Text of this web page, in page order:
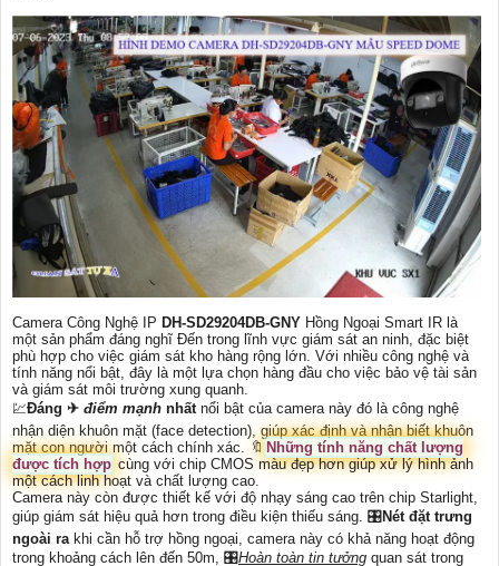
Camera Công Nghệ IP DH-SD29204DB-GNY Hồng Ngoại Smart IR là
một sản phẩm đáng nghĩ Đến trong lĩnh vực giám sát an ninh, đặc biệt
phù hợp cho việc giám sát kho hàng rộng lớn. Với nhiều công nghệ và
tính năng nổi bật, đây là một lựa chọn hàng đầu cho việc bảo vệ tài sản
và giám sát môi trường xung quanh.
💹Đáng ✈ điểm mạnh nhất nổi bật của camera này đó là công nghệ
nhận diện khuôn mặt (face detection), giúp xác định và nhận biết khuôn
mặt con người một cách chính xác. 🔖 Những tính năng chất lượng
được tích hợp cùng với chip CMOS màu đẹp hơn giúp xử lý hình ảnh
một cách linh hoạt và chất lượng cao.
Camera này còn được thiết kế với độ nhạy sáng cao trên chip Starlight,
giúp giám sát hiệu quả hơn trong điều kiện thiếu sáng. 🎛Nét đặt trưng
ngoài ra khi cần hỗ trợ hồng ngoại, camera này có khả năng hoạt động
trong khoảng cách lên đến 50m, 🎛Hoàn toàn tin tưởng quan sát trong